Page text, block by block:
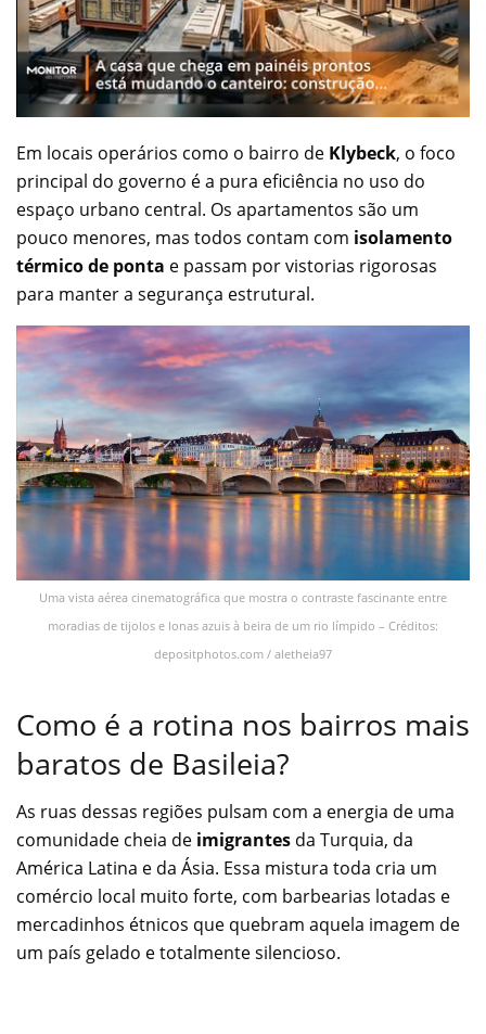
Em locais operários como o bairro de Klybeck, o foco
principal do governo é a pura eficiência no uso do
espaço urbano central. Os apartamentos são um
pouco menores, mas todos contam com isolamento
térmico de ponta e passam por vistorias rigorosas
para manter a segurança estrutural.
Uma vista aérea cinematográfica que mostra o contraste fascinante entre
moradias de tijolos e lonas azuis à beira de um rio límpido – Créditos:
depositphotos.com / aletheia97
Como é a rotina nos bairros mais
baratos de Basileia?
As ruas dessas regiões pulsam com a energia de uma
comunidade cheia de imigrantes da Turquia, da
América Latina e da Ásia. Essa mistura toda cria um
comércio local muito forte, com barbearias lotadas e
mercadinhos étnicos que quebram aquela imagem de
um país gelado e totalmente silencioso.